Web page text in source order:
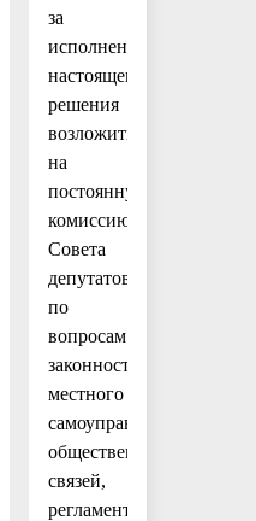
за
исполнением
настоящего
решения
возложить
на
постоянную
комиссию
Совета
депутатов
по
вопросам
законности,
местного
самоуправления,
общественных
связей,
регламента